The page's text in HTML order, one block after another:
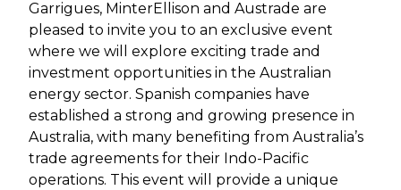
Garrigues, MinterEllison and Austrade are
pleased to invite you to an exclusive event
where we will explore exciting trade and
investment opportunities in the Australian
energy sector. Spanish companies have
established a strong and growing presence in
Australia, with many benefiting from Australia’s
trade agreements for their Indo-Pacific
operations. This event will provide a unique